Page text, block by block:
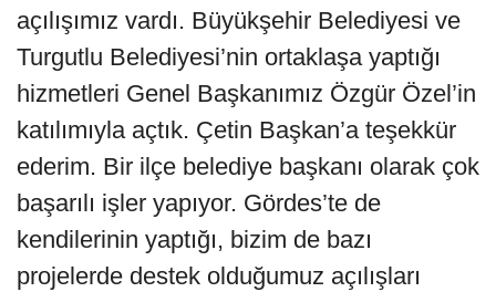
açılışımız vardı. Büyükşehir Belediyesi ve
Turgutlu Belediyesi’nin ortaklaşa yaptığı
hizmetleri Genel Başkanımız Özgür Özel’in
katılımıyla açtık. Çetin Başkan’a teşekkür
ederim. Bir ilçe belediye başkanı olarak çok
başarılı işler yapıyor. Gördes’te de
kendilerinin yaptığı, bizim de bazı
projelerde destek olduğumuz açılışları